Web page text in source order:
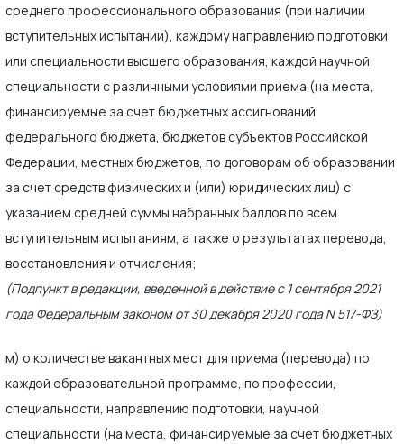
среднего профессионального образования (при наличии
вступительных испытаний), каждому направлению подготовки
или специальности высшего образования, каждой научной
специальности с различными условиями приема (на места,
финансируемые за счет бюджетных ассигнований
федерального бюджета, бюджетов субъектов Российской
Федерации, местных бюджетов, по договорам об образовании
за счет средств физических и (или) юридических лиц) с
указанием средней суммы набранных баллов по всем
вступительным испытаниям, а также о результатах перевода,
восстановления и отчисления;
(Подпункт в редакции, введенной в действие с 1 сентября 2021
года Федеральным законом от 30 декабря 2020 года N 517-ФЗ)
м) о количестве вакантных мест для приема (перевода) по
каждой образовательной программе, по профессии,
специальности, направлению подготовки, научной
специальности (на места, финансируемые за счет бюджетных